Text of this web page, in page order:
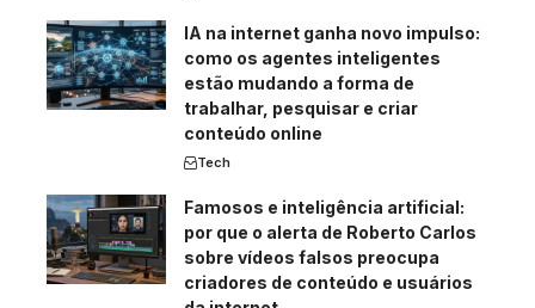
IA na internet ganha novo impulso:
como os agentes inteligentes
estão mudando a forma de
trabalhar, pesquisar e criar
conteúdo online
Tech
Famosos e inteligência artificial:
por que o alerta de Roberto Carlos
sobre vídeos falsos preocupa
criadores de conteúdo e usuários